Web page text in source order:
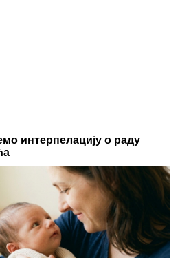
nisu rezervisane za vikend:
večeru koja se spontano